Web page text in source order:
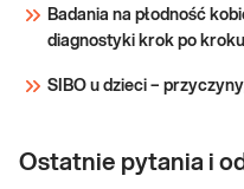
Badania na płodność
diagnostyki krok po kroku
SIBO u dzieci –
Ostatnie pytania i